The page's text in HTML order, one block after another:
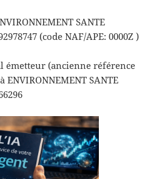
SANTE
(code NAF/APE: 0000Z )
émetteur (ancienne référence
ENVIRONNEMENT SANTE